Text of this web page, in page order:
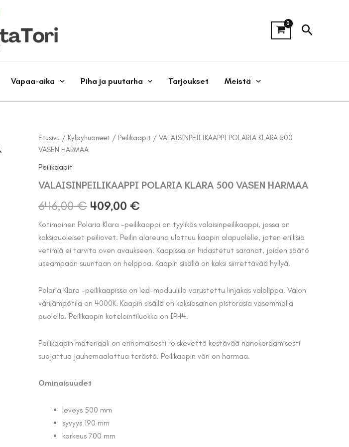
Hae
Vapaa-aika Piha ja puutarha Tarjoukset Meistä
Etusivu / Kylpyhuoneet / Peilikaapit / VALAISINPEILIKAAPPI POLARIA KLARA 500
VASEN HARMAA
Peilikaapit
VALAISINPEILIKAAPPI POLARIA KLARA 500 VASEN HARMAA
646,00€ Alkuperäinen
hinta
oli:
646,00 €.
409,00 €
hinta
on:
409,00 €.
Kotimainen Polaria Klara -peilikaappi on tyylikäs valaisinpeilikaappi, jossa on
kaksipuoleiset peiliovet. Peilin alareuna ulottuu kaapin alapuolelle, joten erillisiä
vetimiä ei tarvita oven avaukseen. Kaapissa on hidastetut saranat, joiden säätö
useampaan suuntaan on helppoa. Kaapin sisällä on kaksi siirrettävää hyllyä.
Polaria Klara -peilikaapissa on led-moduulilla varustettu linjakas valolippa. Valon
värilämpötila on 4000K. Kaapin sisällä on kaksiosainen pistorasia vasemmalla
puolella. Peilikaapin kotelointiluokka on IP44.
Peilikaapin materiaali on erinomaisesti roiskevettä kestävää nanokeraamisesti
suojattua jauhemaalattua terästä. Peilikaapin väri on harmaa.
Ominaisuudet
leveys 500 mm
syvyys 190 mm
korkeus 700 mm